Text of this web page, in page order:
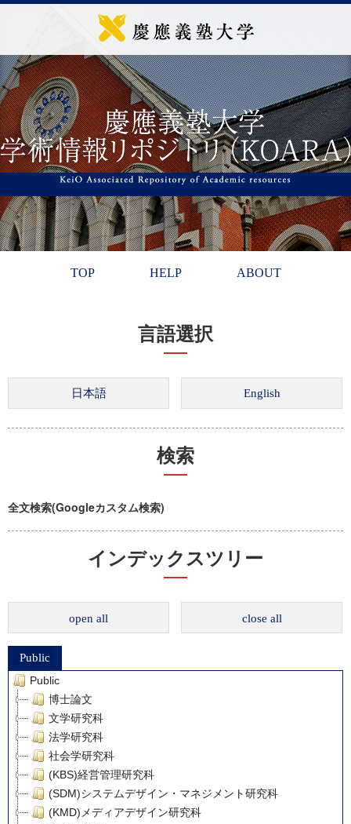
TOP HELP ABOUT
言語選択
検索
全文検索(Googleカスタム検索)
インデックスツリー
open all close all
Public
Public
博士論文
文学研究科
法学研究科
社会学研究科
(KBS)経営管理研究科
(SDM)システムデザイン・マネジメント研究科
(KMD)メディアデザイン研究科